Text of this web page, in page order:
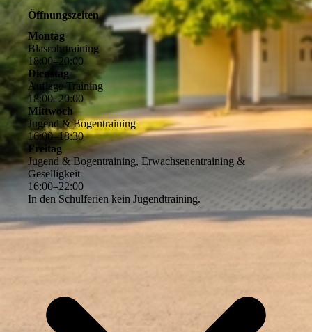
Öffnungszeiten
Montag
Blasrohrtraining
18:00–20:00
Dienstag
Auflage Training
18:00–20:00
Mittwoch
Jugend & Bogentraining
16:00–18:30
Freitag
Jugend & Bogentraining, Erwachsenentraining &
Geselligkeit
16:00–22:00
In den Schulferien kein Jugendtraining.